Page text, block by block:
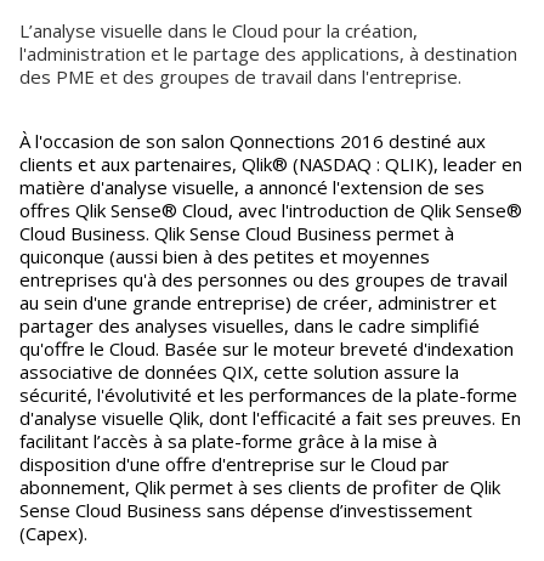
L’analyse visuelle dans le Cloud pour la création,
l'administration et le partage des applications, à destination
des PME et des groupes de travail dans l'entreprise.
À l'occasion de son salon Qonnections 2016 destiné aux
clients et aux partenaires, Qlik® (NASDAQ : QLIK), leader en
matière d'analyse visuelle, a annoncé l'extension de ses
offres Qlik Sense® Cloud, avec l'introduction de Qlik Sense®
Cloud Business. Qlik Sense Cloud Business permet à
quiconque (aussi bien à des petites et moyennes
entreprises qu'à des personnes ou des groupes de travail
au sein d'une grande entreprise) de créer, administrer et
partager des analyses visuelles, dans le cadre simplifié
qu'offre le Cloud. Basée sur le moteur breveté d'indexation
associative de données QIX, cette solution assure la
sécurité, l'évolutivité et les performances de la plate-forme
d'analyse visuelle Qlik, dont l'efficacité a fait ses preuves. En
facilitant l’accès à sa plate-forme grâce à la mise à
disposition d'une offre d'entreprise sur le Cloud par
abonnement, Qlik permet à ses clients de profiter de Qlik
Sense Cloud Business sans dépense d’investissement
(Capex).